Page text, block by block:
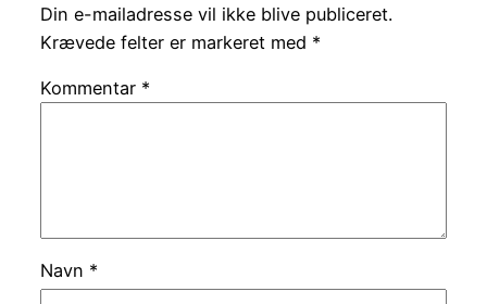
Din e-mailadresse vil ikke blive publiceret.
Krævede felter er markeret med *
Kommentar *
Navn *